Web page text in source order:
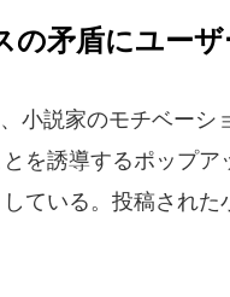
の矛盾にユー
小説家のモチベーシ
を誘導するポップ
ている。投稿され